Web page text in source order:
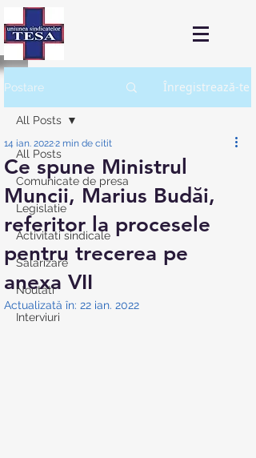
Postare Înregistrează-te
All Posts
Comunicate de presa
Legislatie
Activitati sindicale
Salarizare
Noutati
Interviuri
All Posts
Ce spune Ministrul
Muncii, Marius Budăi,
referitor la procesele
pentru trecerea pe
anexa VII
14 ian. 20222 min de citit
Actualizată în: 22 ian. 2022